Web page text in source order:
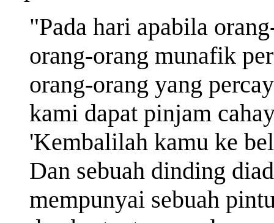
"Pada hari apabila
orang-orang munafik
orang-orang yang
kami dapat pinjam
'Kembalilah kamu ke
Dan sebuah dinding
mempunyai sebuah